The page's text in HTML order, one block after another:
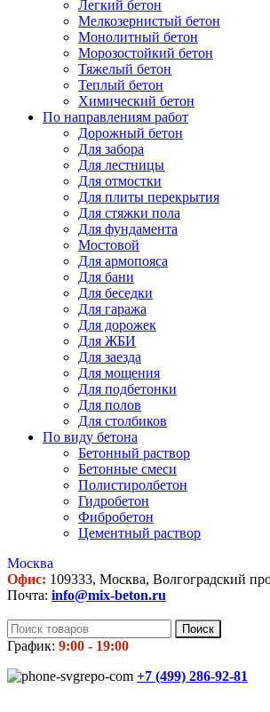
Легкий бетон
Мелкозернистый бетон
Монолитный бетон
Морозостойкий бетон
Тяжелый бетон
Теплый бетон
Химический бетон
По направлениям работ
Дорожный бетон
Для забора
Для лестницы
Для отмостки
Для плиты перекрытия
Для стяжки пола
Для фундамента
Мостовой
Для армопояса
Для бани
Для беседки
Для гаража
Для дорожек
Для ЖБИ
Для заезда
Для мощения
Для подбетонки
Для полов
Для столбиков
По виду бетона
Бетонный раствор
Бетонные смеси
Полистиролбетон
Гидробетон
Фибробетон
Цементный раствор
Москва
Офис: 109333, Москва, Волгоградский
Почта: info@mix-beton.ru
Поиск
График: 9:00 - 19:00
+7 (499) 286-92-81